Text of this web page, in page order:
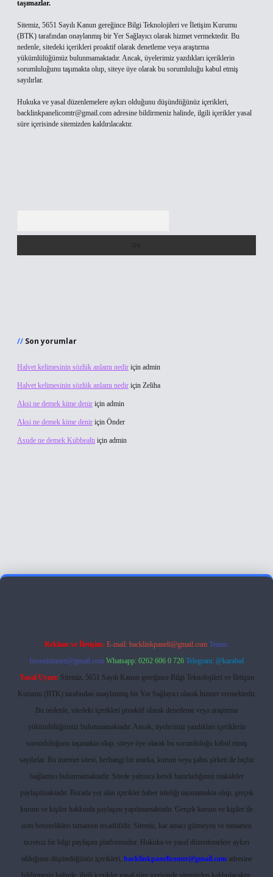
taşımazlar.
Sitemiz, 5651 Sayılı Kanun gereğince Bilgi Teknolojileri ve İletişim Kurumu
(BTK) tarafından onaylanmış bir Yer Sağlayıcı olarak hizmet vermektedir. Bu
nedenle, sitedeki içerikleri proaktif olarak denetleme veya araştırma
yükümlülüğümüz bulunmamaktadır. Ancak, üyelerimiz yazdıkları içeriklerin
sorumluluğunu taşımakta olup, siteye üye olarak bu sorumluluğu kabul etmiş
sayılırlar.
Hukuka ve yasal düzenlemelere aykırı olduğunu düşündüğünüz içerikleri,
backlinkpanelicomtr@gmail.com adresine bildirmeniz halinde, ilgili içerikler yasal
süre içerisinde sitemizden kaldırılacaktır.
Son yorumlar
Halvet kelimesinin sözlük anlamı nedir için admin
Halvet kelimesinin sözlük anlamı nedir için Zeliha
Aksi ne demek kime denir için admin
Aksi ne demek kime denir için Önder
Asude ne demek Kubbealtı için admin
giriş
Reklam ve İletişim: E-mail: backlinkpaneli@gmail.com Teams:
forumhizmeti@gmail.com Whatsapp: 0262 606 0 726 Telegram: @karabul
Yasal Uyarı: Sitemiz, 5651 Sayılı Kanun gereğince Bilgi Teknolojileri ve İletişim
Kurumu (BTK) tarafından onaylanmış bir Yer Sağlayıcı olarak hizmet vermektedir.
Bu nedenle, sitedeki içerikleri proaktif olarak denetleme veya araştırma
yükümlülüğümüz bulunmamaktadır. Ancak, üyelerimiz yazdıkları içeriklerin
sorumluluğunu taşımakta olup, siteye üye olarak bu sorumluluğu kabul etmiş
sayılırlar. Bu internet sitesi, herhangi bir marka, kurum veya şahıs şirketi ile hiçbir
bağlantısı bulunmamaktadır. Sitede yalnızca kendi hazırladığımız makaleler
paylaşılmaktadır. Burada yer alan içerikler haber niteliği taşımamakta olup, gerçek
kurum ve kişiler hakkında paylaşım yapılmamaktadır. Gerçek kurum ve kişiler ile
isim benzerlikleri tamamen tesadüfidir. Sitemiz, kar amacı gütmeyen ve tamamen
ücretsiz bir bilgi paylaşım platformudur. Hukuka ve yasal düzenlemelere aykırı
olduğunu düşündüğünüz içerikleri, backlinkpanelicomtr@gmail.comadresine
bildirmeniz halinde, ilgili içerikler yasal süre içerisinde sitemizden kaldırılacaktır.